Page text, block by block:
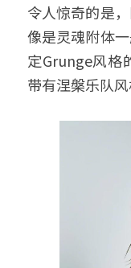
令人惊奇的是
像是灵魂附体一
定Grunge风格
带有涅槃乐队风